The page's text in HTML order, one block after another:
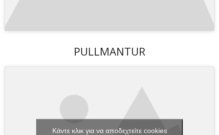
PULLMANTUR
Κάντε κλικ για να αποδεχτείτε cookies